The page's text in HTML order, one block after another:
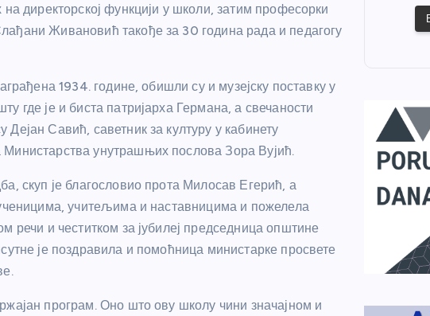
директорској функцији у школи, затим професорки
Живановић такође за 30 година рада и педагогу
1934. године, обишли су и музејску поставку у
где је и биста патријарха Германа, а свечаности
Савић, саветник за културу у кабинету
унутрашњих послова Зора Вујић.
скуп је благословио прота Милосав Егерић, а
учитељима и наставницима и пожелела
речи и честитком за јубилеј председница општине
је поздравила и помоћница министарке просвете
програм. Оно што ову школу чини значајном и